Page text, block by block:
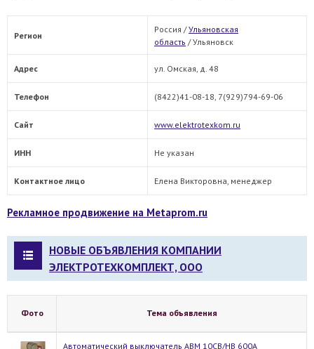
Регион
Россия /Ульяновская
область /Ульяновск
Адрес ул. Омская, д. 48
Телефон (8422)41-08-18, 7(929)794-69-06
Сайт www.elektrotexkom.ru
ИНН Не указан
Контактное лицо Елена Викторовна, менеджер
Рекламное продвижение на Metaprom.ru
НОВЫЕ ОБЪЯВЛЕНИЯ КОМПАНИИ
ЭЛЕКТРОТЕХКОМПЛЕКТ, ООО
Фото Тема объявления
Автоматический выключатель АВМ 10СВ/НВ 600А